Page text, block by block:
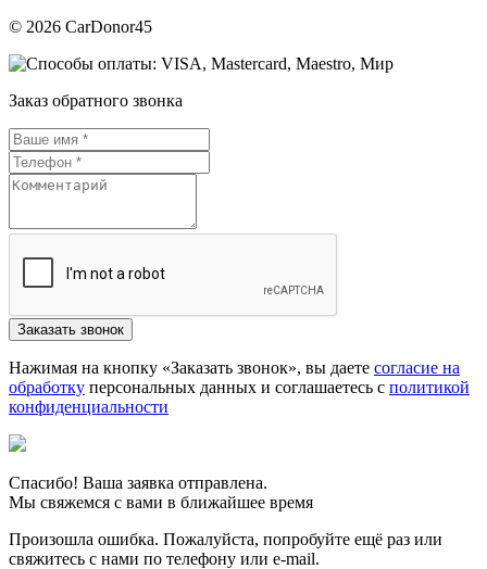
© 2026 CarDonor45
Заказ обратного звонка
Нажимая на кнопку «Заказать звонок», вы даете согласие на
обработку персональных данных и соглашаетесь c политикой
конфиденциальности
Спасибо! Ваша заявка отправлена.
Мы свяжемся с вами в ближайшее время
Произошла ошибка. Пожалуйста, попробуйте ещё раз или
свяжитесь с нами по телефону или e-mail.